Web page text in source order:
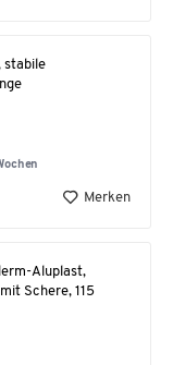
stabile
Merken
Aluplast,
Schere, 115